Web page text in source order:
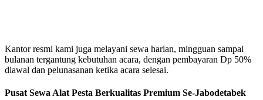
Kantor resmi kami juga melayani sewa harian, mingguan sampai
bulanan tergantung kebutuhan acara, dengan pembayaran Dp 50%
diawal dan pelunasanan ketika acara selesai.
Pusat Sewa Alat Pesta Berkualitas Premium Se-Jabodetabek